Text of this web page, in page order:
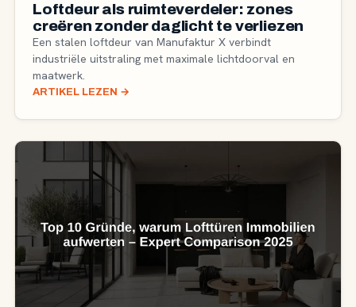
Loftdeur als ruimteverdeler: zones
creëren zonder daglicht te verliezen
Een stalen loftdeur van Manufaktur X verbindt
industriële uitstraling met maximale lichtdoorval en
maatwerk.
ARTIKEL LEZEN →